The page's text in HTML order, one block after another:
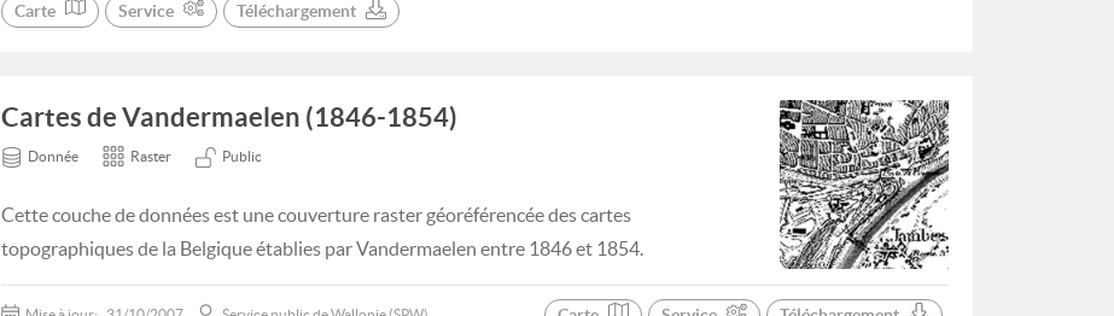
Carte Service Téléchargement
Cartes de Vandermaelen (1846-1854)
Donnée Raster Public
Cette couche de données est une couverture raster géoréférencée des cartes
topographiques de la Belgique établies par Vandermaelen entre 1846 et 1854.